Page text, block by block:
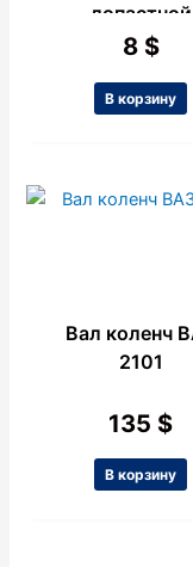
лопастной
Желтый,
8 $
В корзину
Вал коленч
2101
135 $
В корзину